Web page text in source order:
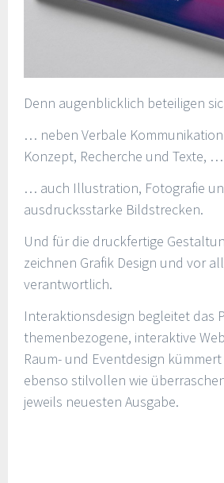
Denn augenblicklich beteiligen
… neben Verbale
Konzept, Recherche und Texte, …
… auch Illustration, Fotografie
ausdrucksstarke Bildstrecken.
Und für die druckfertige
zeichnen Grafik Design und vor
verantwortlich.
Interaktionsdesign begleitet das
themenbezogene, interaktive
Raum- und Eventdesign
ebenso stilvollen wie
jeweils neuesten Ausgabe.